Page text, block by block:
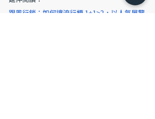
跟風行銷：如何讓流行梗 1+1>2，以人氣展覽